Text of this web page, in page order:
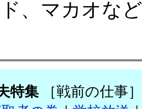
、マカオな
特集［戦前の仕事］